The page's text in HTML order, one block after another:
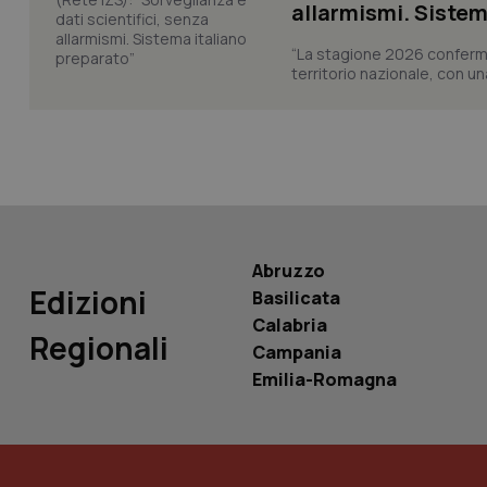
allarmismi.
“La stagione 2026
territorio nazionale, con
Edizioni
Regionali
Abruzzo
Basilicata
Calabria
Campania
Emilia-Romagna_ga_0VMQEQKQ1N